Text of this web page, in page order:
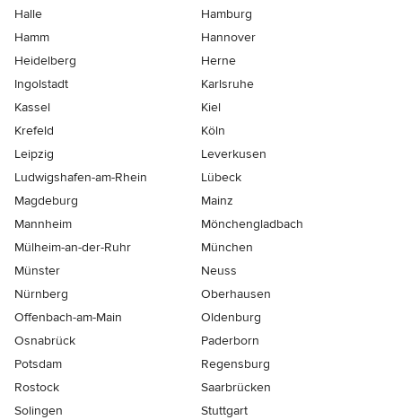
Halle
Hamburg
Hamm
Hannover
Heidelberg
Herne
Ingolstadt
Karlsruhe
Kassel
Kiel
Krefeld
Köln
Leipzig
Leverkusen
Ludwigshafen-am-Rhein
Lübeck
Magdeburg
Mainz
Mannheim
Mönchen­gladbach
Mülheim-an-der-Ruhr
München
Münster
Neuss
Nürnberg
Oberhausen
Offenbach-am-Main
Oldenburg
Osnabrück
Paderborn
Potsdam
Regensburg
Rostock
Saarbrücken
Solingen
Stuttgart